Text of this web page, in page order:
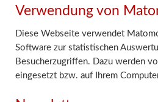
Verwendung von
Diese Webseite verwendet
Software zur statistischen
Besucherzugriffen. Dazu werden
eingesetzt bzw. auf Ihrem